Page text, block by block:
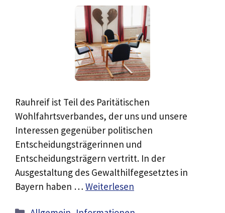
Rauhreif ist Teil des Paritätischen
Wohlfahrtsverbandes, der uns und unsere
Interessen gegenüber politischen
Entscheidungsträgerinnen und
Entscheidungsträgern vertritt. In der
Ausgestaltung des Gewalthilfegesetztes in
Bayern haben … Weiterlesen
Kategorien